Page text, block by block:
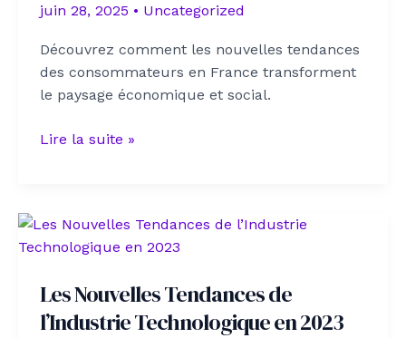
Honda
Center
juin 28, 2025 • Uncategorized
Découvrez comment les nouvelles tendances
des consommateurs en France transforment
le paysage économique et social.
Un
les
tendances
consommateurs
en
Lire la suite »
Les Nouvelles Tendances de
l’Industrie Technologique en 2023